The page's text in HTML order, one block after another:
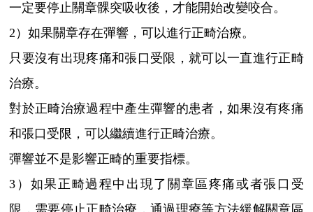
一定要停止關章髁突吸收後，才能開始改變咬合。
2）如果關章存在彈響，可以進行正畸治療。
只要沒有出現疼痛和張口受限，就可以一直進行正畸
治療。
對於正畸治療過程中產生彈響的患者，如果沒有疼痛
和張口受限，可以繼續進行正畸治療。
彈響並不是影響正畸的重要指標。
3）如果正畸過程中出現了關章區疼痛或者張口受